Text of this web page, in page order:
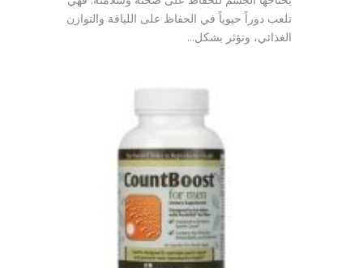
تلعب دوراً حيوياً في الحفاظ على اللياقة والتوازن
الغذائي، وتؤثر بشكل…